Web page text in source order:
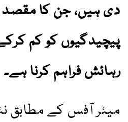
دی ہیں، جن کا مقصد
پیچیدگیوں کو کم
رہائش فراہم کرنا ہے۔
میئر آفس کے مطابق